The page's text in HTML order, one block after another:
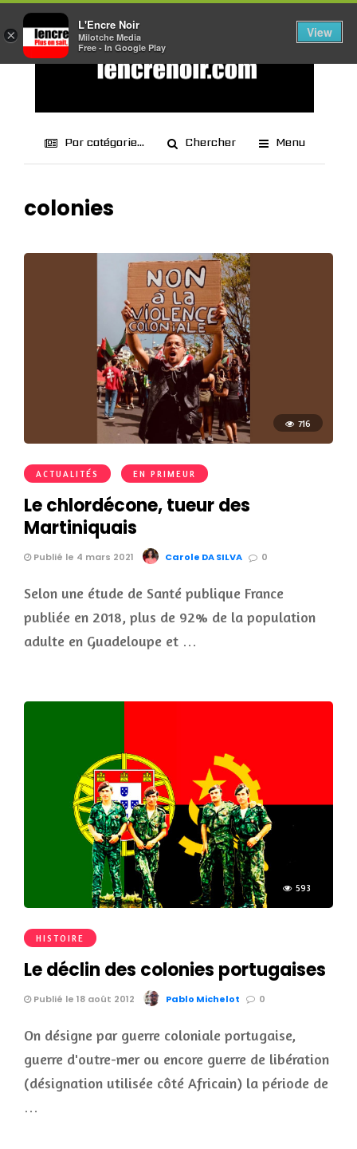
Par catégorie... Chercher Menu
colonies
716
ACTUALITÉS EN PRIMEUR
Le chlordécone, tueur des
Martiniquais
Publié le 4 mars 2021 Carole DA SILVA 0
Selon une étude de Santé publique France
publiée en 2018, plus de 92% de la population
adulte en Guadeloupe et …
593
HISTOIRE
Le déclin des colonies portugaises
Publié le 18 août 2012 Pablo Michelot 0
On désigne par guerre coloniale portugaise,
guerre d'outre-mer ou encore guerre de libération
(désignation utilisée côté Africain) la période de
…
×
L'Encre Noir
Milotche Media
Free - In Google Play
View